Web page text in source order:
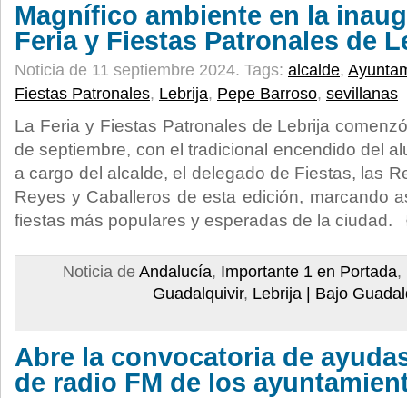
Magnífico ambiente en la
Feria y Fiestas Patronales de
Noticia de 11 septiembre 2024. Tags: alcalde,
Fiestas Patronales, Lebrija, Pepe Barroso, sevillanas
La Feria y Fiestas Patronales de Lebrija
de septiembre, con el tradicional encendido del
a cargo del alcalde, el delegado de Fiestas, las
Reyes y Caballeros de esta edición, marcando
fiestas más populares y esperadas de la ciudad.
Noticia de Andalucía, Importante 1 en Portada,
Guadalquivir, Lebrija | Bajo
Abre la convocatoria de
de radio FM de los